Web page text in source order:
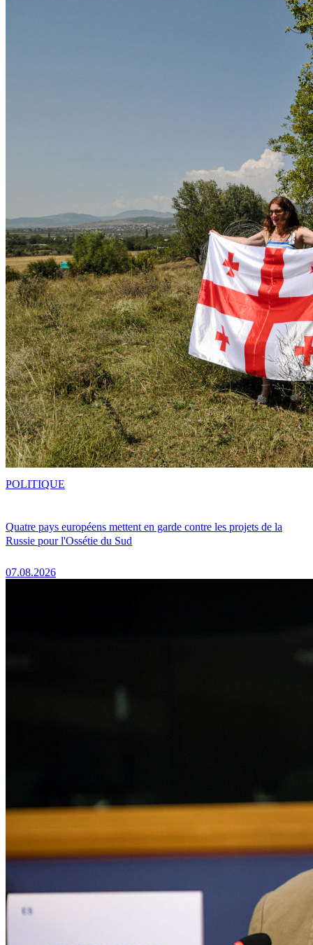
Quatre pays européens mettent en garde contre les projets de la
Russie pour l'Ossétie du Sud
07.08.2026
POLITIQUE